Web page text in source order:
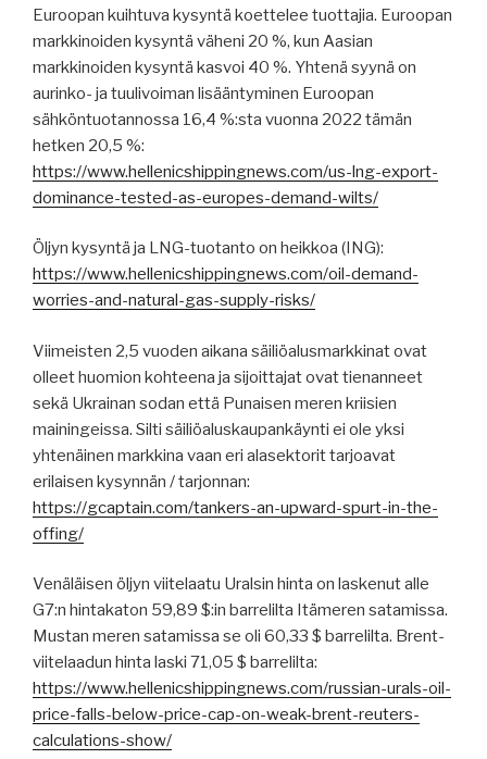
Euroopan kuihtuva kysyntä koettelee tuottajia. Euroopan
markkinoiden kysyntä väheni 20 %, kun Aasian
markkinoiden kysyntä kasvoi 40 %. Yhtenä syynä on
aurinko- ja tuulivoiman lisääntyminen Euroopan
sähköntuotannossa 16,4 %:sta vuonna 2022 tämän
hetken 20,5 %:
https://www.hellenicshippingnews.com/us-lng-export-
dominance-tested-as-europes-demand-wilts/
Öljyn kysyntä ja LNG-tuotanto on heikkoa (ING):
https://www.hellenicshippingnews.com/oil-demand-
worries-and-natural-gas-supply-risks/
Viimeisten 2,5 vuoden aikana säiliöalusmarkkinat ovat
olleet huomion kohteena ja sijoittajat ovat tienanneet
sekä Ukrainan sodan että Punaisen meren kriisien
mainingeissa. Silti säiliöaluskaupankäynti ei ole yksi
yhtenäinen markkina vaan eri alasektorit tarjoavat
erilaisen kysynnän / tarjonnan:
https://gcaptain.com/tankers-an-upward-spurt-in-the-
offing/
Venäläisen öljyn viitelaatu Uralsin hinta on laskenut alle
G7:n hintakaton 59,89 $:in barrelilta Itämeren satamissa.
Mustan meren satamissa se oli 60,33 $ barrelilta. Brent-
viitelaadun hinta laski 71,05 $ barrelilta:
https://www.hellenicshippingnews.com/russian-urals-oil-
price-falls-below-price-cap-on-weak-brent-reuters-
calculations-show/